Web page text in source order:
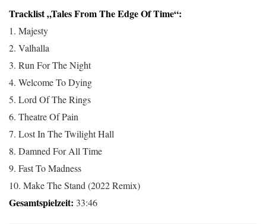
Tracklist „Tales From The Edge Of Time“:
1. Majesty
2. Valhalla
3. Run For The Night
4. Welcome To Dying
5. Lord Of The Rings
6. Theatre Of Pain
7. Lost In The Twilight Hall
8. Damned For All Time
9. Fast To Madness
10. Make The Stand (2022 Remix)
Gesamtspielzeit: 33:46